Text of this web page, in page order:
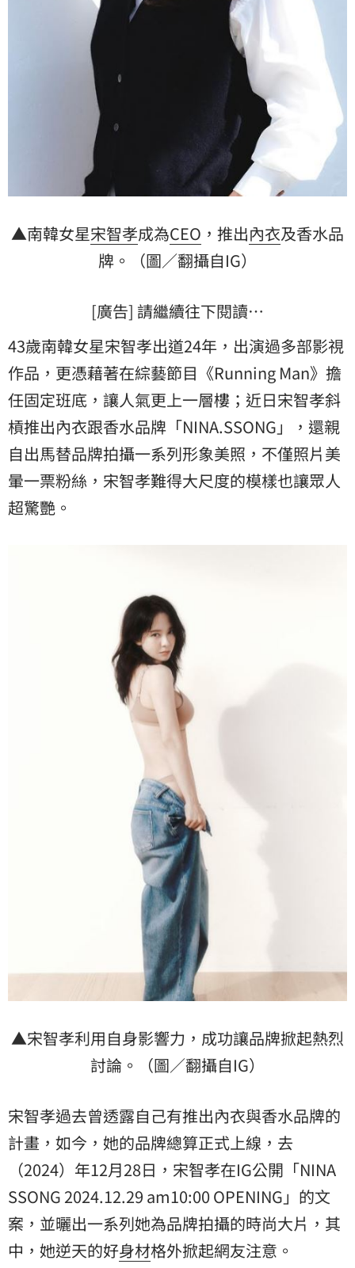
▲南韓女星宋智孝成為CEO ，推出內衣及香水品
牌 。（圖／翻攝自IG）
[廣告] 請繼續往下閱讀…
43歲南韓女星宋智孝出道24年，出演過多部影視
作品，更憑藉著在綜藝節目《Running Man》擔
任固定班底，讓人氣更上一層樓；近日宋智孝斜
槓推出內衣跟香水品牌「NINA.SSONG」，還親
自出馬替品牌拍攝一系列形象美照，不僅照片美
暈一票粉絲，宋智孝難得大尺度的模樣也讓眾人
超驚艷。
▲宋智孝利用自身影響力，成功讓品牌掀起熱烈
討論。（圖／翻攝自IG）
宋智孝過去曾透露自己有推出內衣與香水品牌的
計畫，如今，她的品牌總算正式上線，去
（2024）年12月28日，宋智孝在IG公開「NINA
SSONG 2024.12.29 am10:00 OPENING」的文
案，並曬出一系列她為品牌拍攝的時尚大片，其
中，她逆天的好身材格外掀起網友注意。